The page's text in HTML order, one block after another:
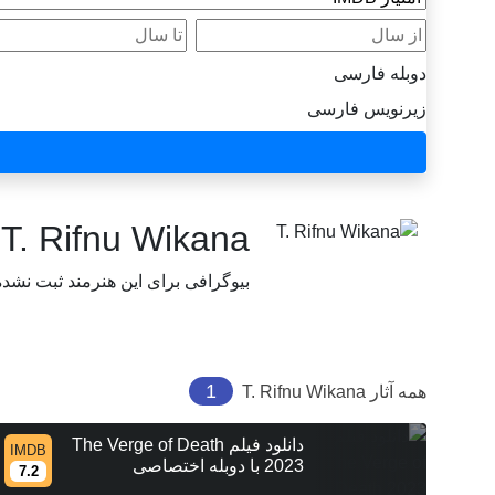
از سال
تا سال
دوبله فارسی
زیرنویس فارسی
T. Rifnu Wikana
بیوگرافی برای این هنرمند ثبت
همه آثار T. Rifnu Wikana
1
دانلود فیلم The Verge of Death
2023 با دوبله اختصاصی
IMDB
7.2